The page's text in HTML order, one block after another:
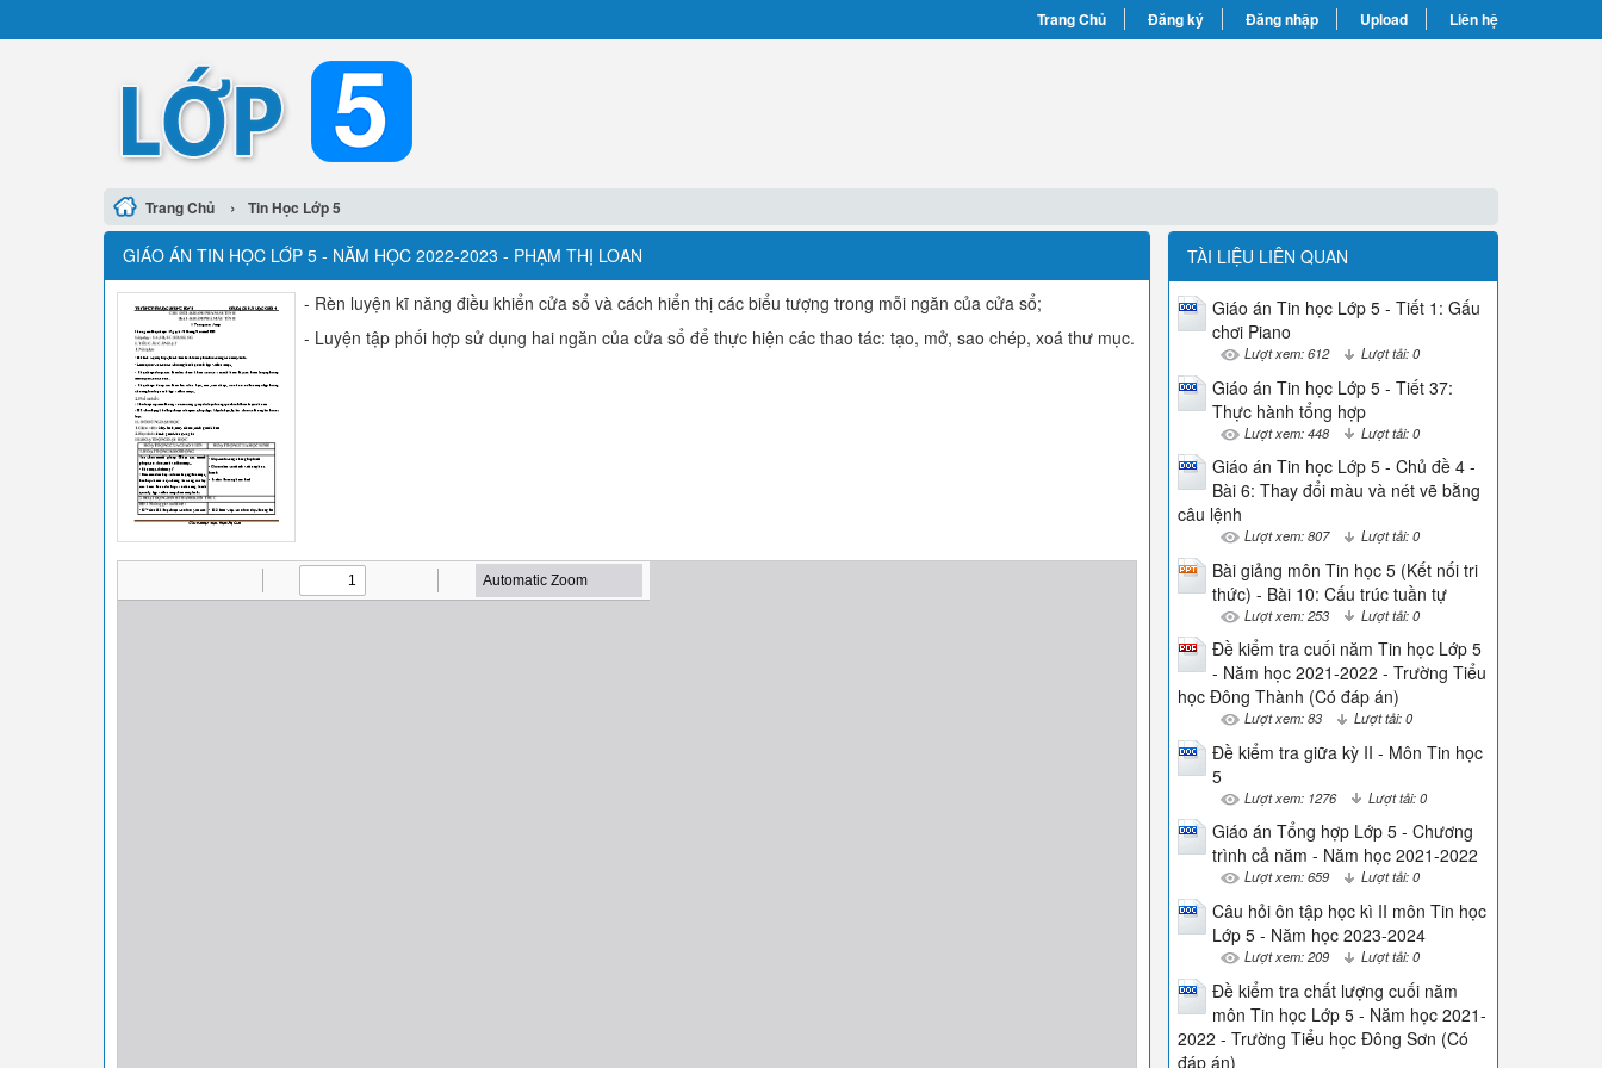
Trang Chủ Đăng ký Đăng nhập Upload Liên hệ
Trang Chủ › Tin Học Lớp 5
GIÁO ÁN TIN HỌC LỚP 5 - NĂM HỌC 2022-2023 - PHẠM THỊ LOAN
- Rèn luyện kĩ năng điều khiển cửa sổ và cách hiển thị các biểu tượng trong mỗi ngăn của cửa sổ;
- Luyện tập phối hợp sử dụng hai ngăn của cửa sổ để thực hiện các thao tác: tạo, mở, sao chép, xoá thư mục.
TÀI LIỆU LIÊN QUAN
Giáo án Tin học Lớp 5 - Tiết 1: Gấu
chơi Piano
Lượt xem: 612 Lượt tải: 0
Giáo án Tin học Lớp 5 - Tiết 37:
Thực hành tổng hợp
Lượt xem: 448 Lượt tải: 0
Giáo án Tin học Lớp 5 - Chủ đề 4 -
Bài 6: Thay đổi màu và nét vẽ bằng
câu lệnh
Lượt xem: 807 Lượt tải: 0
Bài giảng môn Tin học 5 (Kết nối tri
thức) - Bài 10: Cấu trúc tuần tự
Lượt xem: 253 Lượt tải: 0
Đề kiểm tra cuối năm Tin học Lớp 5
- Năm học 2021-2022 - Trường Tiểu
học Đông Thành (Có đáp án)
Lượt xem: 83 Lượt tải: 0
Đề kiểm tra giữa kỳ II - Môn Tin học
5
Lượt xem: 1276 Lượt tải: 0
Giáo án Tổng hợp Lớp 5 - Chương
trình cả năm - Năm học 2021-2022
Lượt xem: 659 Lượt tải: 0
Câu hỏi ôn tập học kì II môn Tin học
Lớp 5 - Năm học 2023-2024
Lượt xem: 209 Lượt tải: 0
Đề kiểm tra chất lượng cuối năm
môn Tin học Lớp 5 - Năm học 2021-
2022 - Trường Tiểu học Đông Sơn (Có
đáp án)